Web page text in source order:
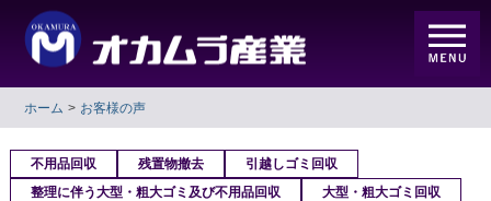
ホーム お客様の声
不用品回収 残置物撤去
引越しゴミ回収
整理に伴う大型・粗大ゴミ及び不用品回収
大型・粗大ゴミ回収